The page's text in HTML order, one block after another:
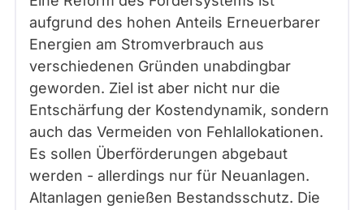
aufgrund des hohen Anteils Erneuerbarer
Energien am Stromverbrauch aus
verschiedenen Gründen unabdingbar
geworden. Ziel ist aber nicht nur die
Entschärfung der Kostendynamik, sondern
auch das Vermeiden von Fehlallokationen.
Es sollen Überförderungen abgebaut
werden - allerdings nur für Neuanlagen.
Altanlagen genießen Bestandsschutz. Die